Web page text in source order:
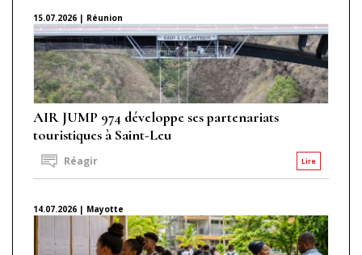
15.07.2026 | Réunion
AIR JUMP 974 développe ses partenariats
touristiques à Saint-Leu
Lire
Réagir
14.07.2026 | Mayotte